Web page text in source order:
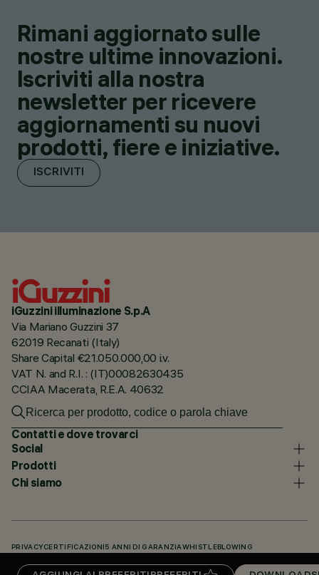
Rimani aggiornato sulle
nostre ultime innovazioni.
Iscriviti alla nostra
newsletter per ricevere
aggiornamenti su nuovi
prodotti, fiere e iniziative.
ISCRIVITI
iGuzzini illuminazione S.p.A
Via Mariano Guzzini 37
62019 Recanati (Italy)
Share Capital €21.050.000,00 i.v.
VAT N. and R.I. : (IT)00082630435
CCIAA Macerata, R.E.A. 40632
Contatti e dove trovarci
Social
Prodotti
Chi siamo
PRIVACY CERTIFICAZIONI 5 ANNI DI GARANZIAWHISTLEBLOWING